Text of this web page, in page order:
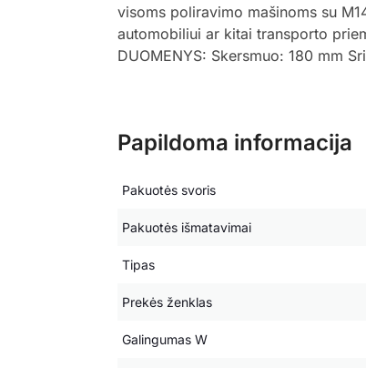
visoms poliravimo mašinoms su
automobiliui ar kitai transporto
DUOMENYS: Skersmuo: 180 mm
Papildoma informacija
Pakuotės svoris
Pakuotės išmatavimai
Tipas
Prekės ženklas
Galingumas W